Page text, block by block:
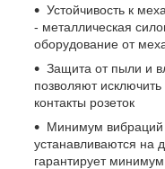
Устойчивость к
- металлическая
оборудование от
Защита от пыли и
позволяют
контакты розеток
Минимум вибраций
устанавливаются на
гарантирует